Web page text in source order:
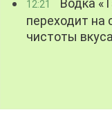
12:21
Водка
переходит на
чистоты вкуса